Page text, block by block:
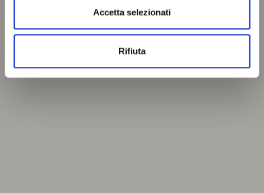
Accetta selezionati
Rifiuta